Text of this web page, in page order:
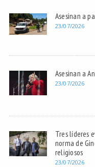
Asesinan a
23/07/2026
Asesinan a
23/07/2026
Tres líderes
norma de
religiosos
23/07/2026